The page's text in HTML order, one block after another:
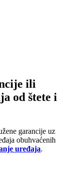
ili
od štete i
garancije uz
obuhvaćenih
uređaja.